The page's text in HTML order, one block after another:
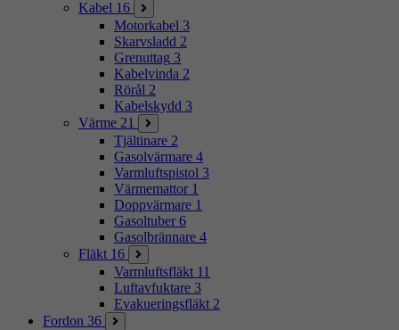
Kabel 16
Motorkabel 3
Skarvsladd 2
Grenuttag 3
Kabelvinda 2
Rörål 2
Kabelskydd 3
Värme 21
Tjältinare 2
Gasolvärmare 4
Varmluftspistol 3
Värmemattor 1
Doppvärmare 1
Gasoltuber 6
Gasolbrännare 4
Fläkt 16
Varmluftsfläkt 11
Luftavfuktare 3
Evakueringsfläkt 2
Fordon 36